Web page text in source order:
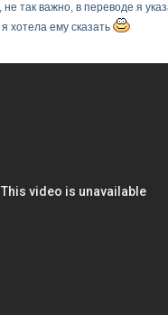
так важно, в переводе я
хотела ему сказать